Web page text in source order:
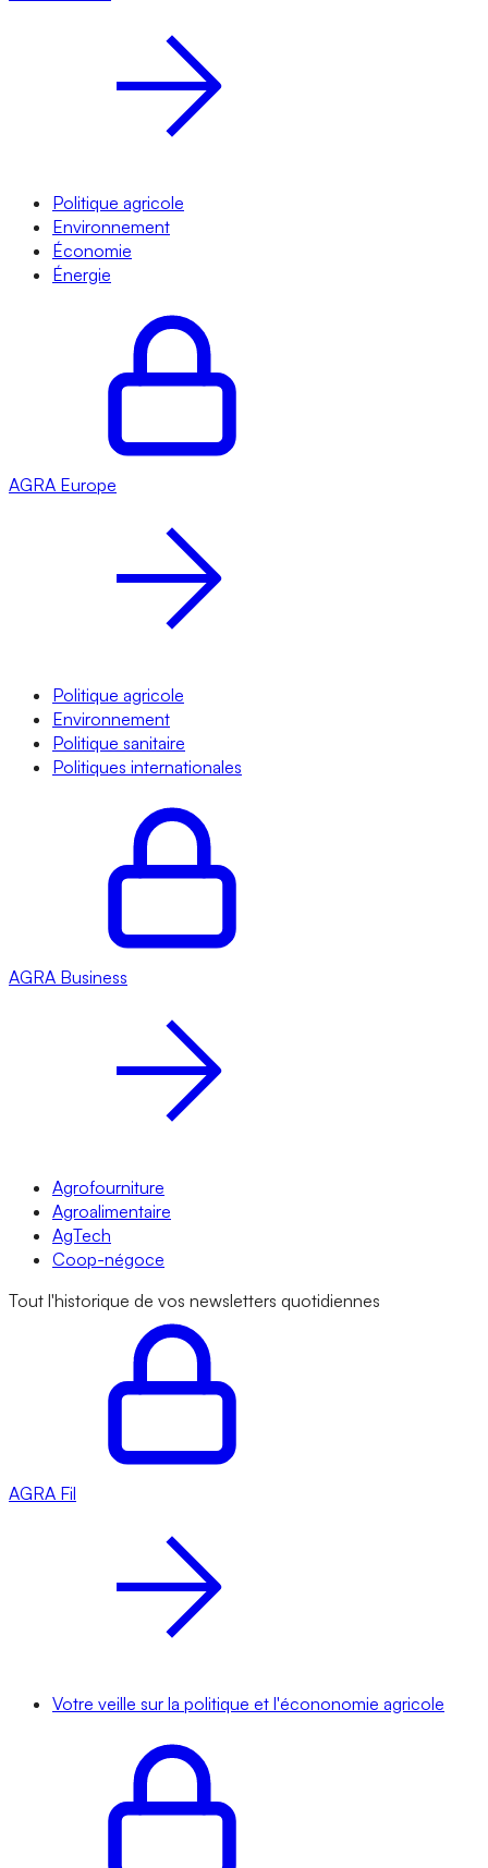
Politique agricole
Environnement
Économie
Énergie
AGRA Europe
Politique agricole
Environnement
Politique sanitaire
Politiques internationales
AGRA Business
Agrofourniture
Agroalimentaire
AgTech
Coop-négoce
Tout l'historique de vos newsletters quotidiennes
AGRA Fil
Votre veille sur la politique et l'écononomie agricole